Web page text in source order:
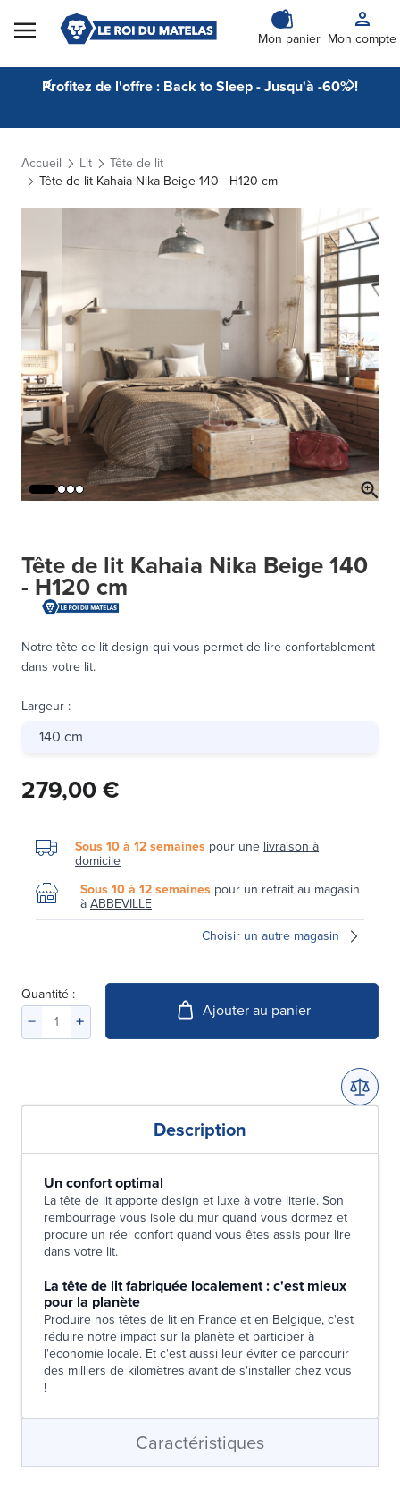
Skip to Content
Mon panier Mon compte
Profitez de l'offre : Back to Sleep - Jusqu'à -60% !
Accueil Lit
Tête de lit
Tête de lit Kahaia Nika Beige 140 - H120 cm
Tête de lit Kahaia Nika Beige 140
- H120 cm
Notre tête de lit design qui vous permet de lire confortablement
dans votre lit.
Largeur :
140 cm
279,00 €
Sous 10 à 12 semaines pour une livraison à
domicile
Sous 10 à 12 semaines pour un retrait au magasin
àABBEVILLE
Choisir un autre magasin
Quantité :
Ajouter au panier
Description
Un confort optimal
La tête de lit apporte design et luxe à votre literie. Son
rembourrage vous isole du mur quand vous dormez et
procure un réel confort quand vous êtes assis pour lire
dans votre lit.
La tête de lit fabriquée localement : c'est mieux
pour la planète
Produire nos têtes de lit en France et en Belgique, c'est
réduire notre impact sur la planète et participer à
l'économie locale. Et c'est aussi leur éviter de parcourir
des milliers de kilomètres avant de s'installer chez vous
!
Caractéristiques